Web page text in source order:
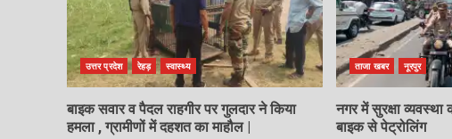
उत्तर प्रदेश रेहड़ स्वास्थ्य
बाइक सवार व पैदल राहगीर पर गुलदार ने किया
हमला , ग्रामीणों में दहशत का माहौल |
ताजा खबर नूरपुर
नगर में सुरक्षा
बाइक से पेट्रोलिंग